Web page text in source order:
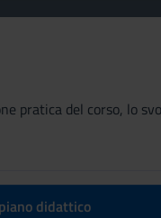
pratica del corso,
didattico